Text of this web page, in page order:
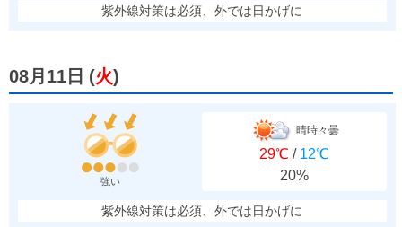
紫外線対策は必須、外では日かげに
08月11日 (火)
強い
晴時々曇
29℃ / 12℃
20%
紫外線対策は必須、外では日かげに